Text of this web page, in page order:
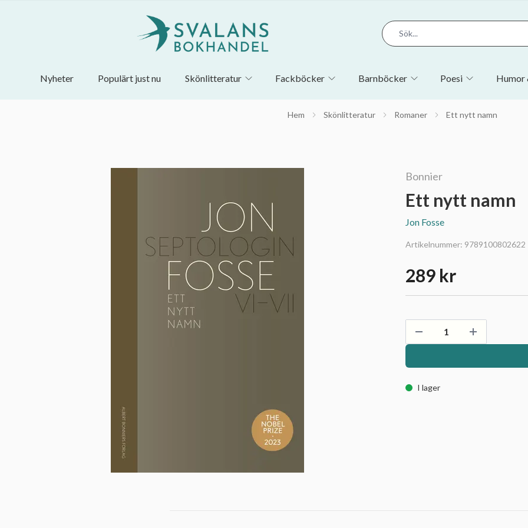
Nyheter Populärt just nu Skönlitteratur Fackböcker Barnböcker Poesi Humor
Hem Skönlitteratur Romaner Ett nytt namn
Bonnier
Ett nytt namn
Jon Fosse
Artikelnummer: 9789100802622
289 kr
I lager